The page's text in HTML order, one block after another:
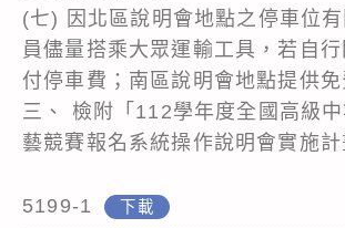
(七) 因北區說明會地點之停車位
員儘量搭乘大眾運輸工具，若自
付停車費；南區說明會地點提供免
三、 檢附「112學年度全國高級
藝競賽報名系統操作說明會實施計
5199-1 下載